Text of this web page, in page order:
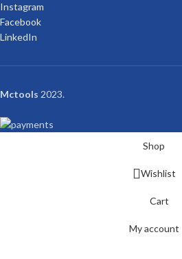
Instagram
Facebook
LinkedIn
Mctools 2023.
Shop
Wishlist
Cart
My account